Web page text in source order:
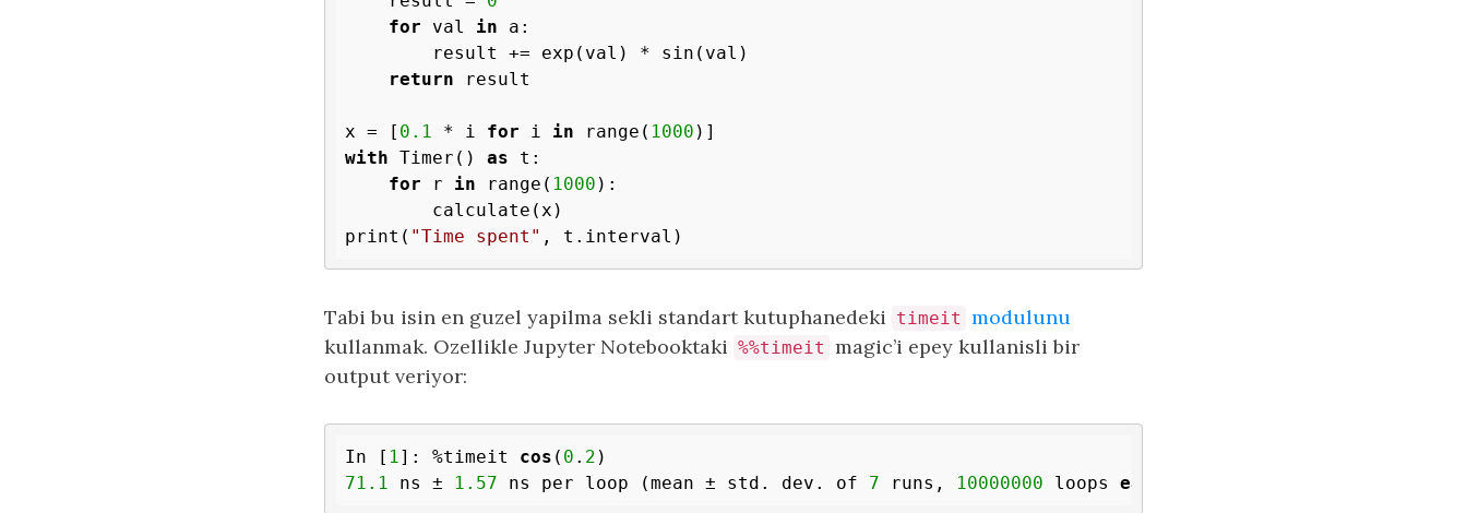
for val in a:
        result += exp(val) * sin(val)
return result
x = [ 0.1 * i for i in range( 1000
with Timer() as t:
for r in range( 1000 ):
        calculate(x)
print( "Time spent"
Tabi bu isin en guzel yapilma sekli standart kutuphanedeki timeit modulunu
kullanmak. Ozellikle Jupyter Notebooktaki %%timeit magic’i epey kullanisli bir
output veriyor:
In [ 1 ]: %timeit cos ( 0 . 2
71.1
ns ± 1.57 ns per loop (mean ± std. dev. of 7 runs, 10000000 loops each